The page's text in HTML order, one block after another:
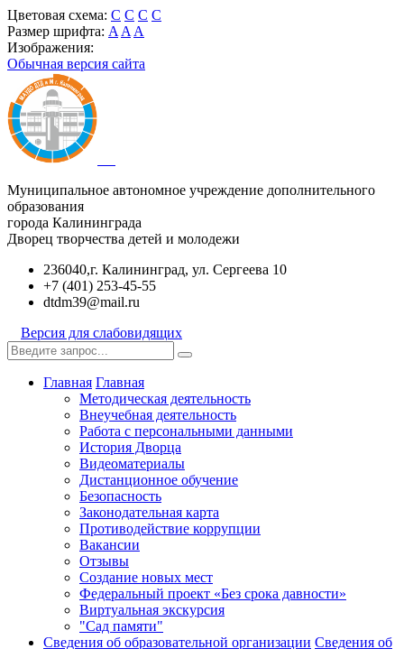
Цветовая схема: C C C C
Размер шрифта: A A A
Изображения:
Обычная версия сайта
Муниципальное автономное учреждение дополнительного
образования
города Калининграда
Дворец творчества детей и молодежи
236040,г. Калининград, ул. Сергеева 10
+7 (401) 253-45-55
dtdm39@mail.ru
Версия для слабовидящих
Главная Главная
Методическая деятельность
Внеучебная деятельность
Работа с персональными данными
История Дворца
Видеоматериалы
Дистанционное обучение
Безопасность
Законодательная карта
Противодействие коррупции
Вакансии
Отзывы
Создание новых мест
Федеральный проект «Без срока давности»
Виртуальная экскурсия
"Сад памяти"
Сведения об образовательной организации Сведения об